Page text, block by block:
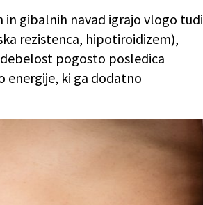
in gibalnih navad igrajo vlogo tudi
rezistenca, hipotiroidizem),
debelost pogosto posledica
energije, ki ga dodatno